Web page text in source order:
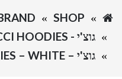
SHOP
גוצ'י - GUCCI HOODIES
גוצ'י – GUCCI HOODIES – WHITE